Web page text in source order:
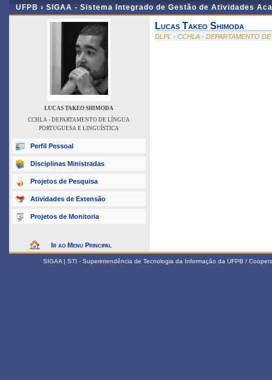
UFPB › SIGAA - Sistema Integrado de Gestão de Atividades
LUCAS TAKEO SHIMODA
CCHLA - DEPARTAMENTO DE LÍNGUA
PORTUGUESA E LINGUÍSTICA
Perfil Pessoal
Disciplinas Ministradas
Projetos de Pesquisa
Atividades de Extensão
Projetos de Monitoria
Ir ao Menu Principal
Lucas Takeo Shimoda
DLPL - CCHLA - DEPARTAMENTO
SIGAA | STI - Superintendência de Tecnologia da Informação da UFPB /